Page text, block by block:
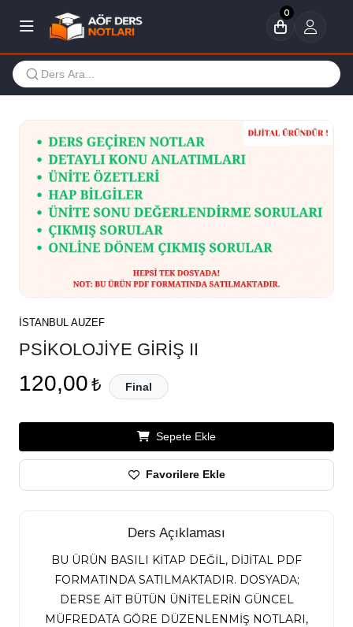
0
İSTANBUL AUZEF
PSİKOLOJİYE GİRİŞ II
120,00 ₺ Final
Sepete Ekle
Favorilere Ekle
Ders Açıklaması
BU ÜRÜN BASILI KİTAP DEĞİL, DİJİTAL PDF
FORMATINDA SATILMAKTADIR. DOSYADA;
DERSE AİT BÜTÜN ÜNİTELERİN GÜNCEL
MÜFREDATA GÖRE DÜZENLENMİŞ NOTLARI,